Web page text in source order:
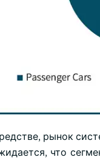
рынок
что